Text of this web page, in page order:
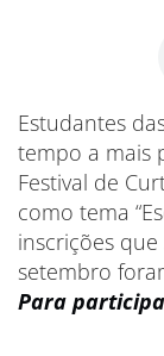
Estudantes
tempo a mais
Festival de
como tema
inscrições
setembro
Para